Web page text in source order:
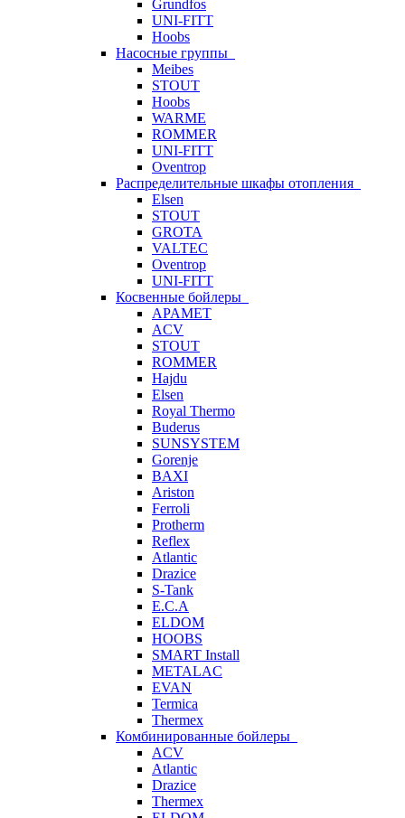
Grundfos
UNI-FITT
Hoobs
Насосные группы
Meibes
STOUT
Hoobs
WARME
ROMMER
UNI-FITT
Oventrop
Распределительные шкафы отопления
Elsen
STOUT
GROTA
VALTEC
Oventrop
UNI-FITT
Косвенные бойлеры
APAMET
ACV
STOUT
ROMMER
Hajdu
Elsen
Royal Thermo
Buderus
SUNSYSTEM
Gorenje
BAXI
Ariston
Ferroli
Protherm
Reflex
Atlantic
Drazice
S-Tank
E.C.A
ELDOM
HOOBS
SMART Install
METALAC
EVAN
Termica
Thermex
Комбинированные бойлеры
ACV
Atlantic
Drazice
Thermex